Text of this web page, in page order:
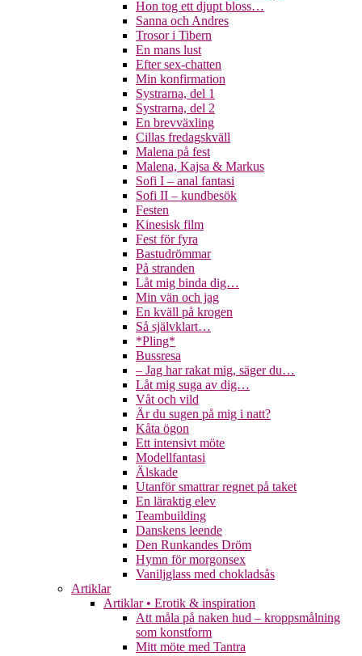
Hon tog ett djupt bloss…
Sanna och Andres
Trosor i Tibern
En mans lust
Efter sex-chatten
Min konfirmation
Systrarna, del 1
Systrarna, del 2
En brevväxling
Cillas fredagskväll
Malena på fest
Malena, Kajsa & Markus
Sofi I – anal fantasi
Sofi II – kundbesök
Festen
Kinesisk film
Fest för fyra
Bastudrömmar
På stranden
Låt mig binda dig…
Min vän och jag
En kväll på krogen
Så självklart…
*Pling*
Bussresa
– Jag har rakat mig, säger du…
Låt mig suga av dig…
Våt och vild
Är du sugen på mig i natt?
Kåta ögon
Ett intensivt möte
Modellfantasi
Älskade
Utanför smattrar regnet på taket
En läraktig elev
Teambuilding
Danskens leende
Den Runkandes Dröm
Hymn för morgonsex
Vaniljglass med chokladsås
Artiklar
Artiklar • Erotik & inspiration
Att måla på naken hud – kroppsmålning
som konstform
Mitt möte med Tantra